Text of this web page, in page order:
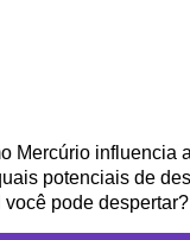
Mercúrio influencia
potenciais de
pode despertar?